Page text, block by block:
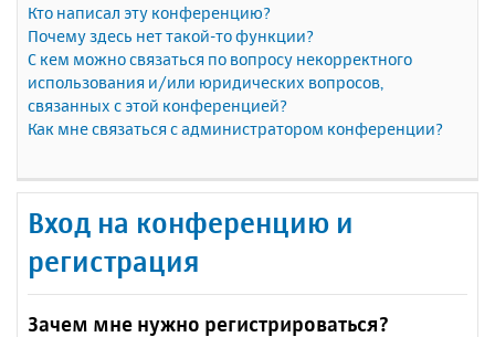
Кто написал эту конференцию?
Почему здесь нет такой-то функции?
С кем можно связаться по вопросу некорректного
использования и/или юридических вопросов,
связанных с этой конференцией?
Как мне связаться с администратором конференции?
Вход на конференцию и
регистрация
Зачем мне нужно регистрироваться?